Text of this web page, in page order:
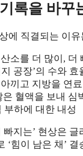
록을 바꾸
에 직결되는 이
소를 더 많이, 더
공장’의 수와 효
끼고 지방을 연
혈액을 보내 심
하에 대한 내성
빠지는’ 현상은
‘힘이 남은 채’